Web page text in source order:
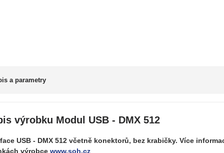
a parametry
výrobku Modul USB - DMX 512
USB - DMX 512 včetně konektorů, bez krabičky. Více
výrobce www.soh.cz